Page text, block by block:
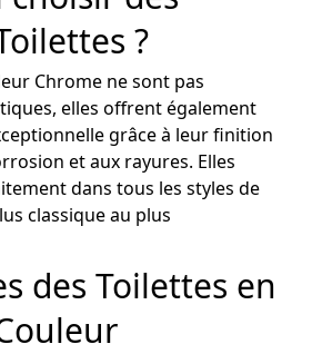
?
Chrome ne sont pas
elles offrent également
grâce à leur finition
et aux rayures. Elles
dans tous les styles de
classique au plus
des Toilettes en